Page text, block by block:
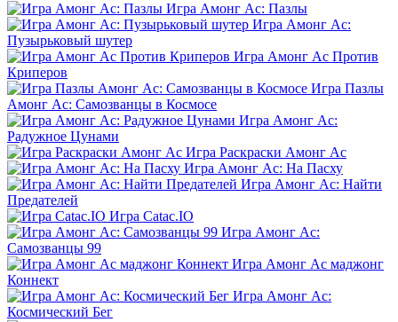
Игра Амонг Ас: Пазлы
Игра Амонг Ас:
Пузырьковый шутер
Игра Амонг Ас Против
Криперов
Игра Пазлы
Амонг Ас: Самозванцы в Космосе
Игра Амонг Ас:
Радужное Цунами
Игра Раскраски Амонг Ас
Игра Амонг Ас: На Пасху
Игра Амонг Ас: Найти
Предателей
Игра Catac.IO
Игра Амонг Ас:
Самозванцы 99
Игра Амонг Ас маджонг
Коннект
Игра Амонг Ас:
Космический Бег